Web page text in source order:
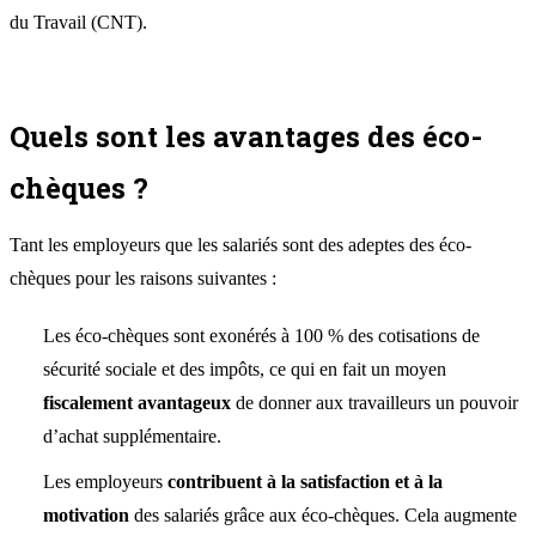
du Travail (CNT).
Quels sont les avantages des éco-
chèques ?
Tant les employeurs que les salariés sont des adeptes des éco-
chèques pour les raisons suivantes :
Les éco-chèques sont exonérés à 100 % des cotisations de
sécurité sociale et des impôts, ce qui en fait un moyen
fiscalement avantageux de donner aux travailleurs un pouvoir
d’achat supplémentaire.
Les employeurs contribuent à la satisfaction et à la
motivation des salariés grâce aux éco-chèques. Cela augmente